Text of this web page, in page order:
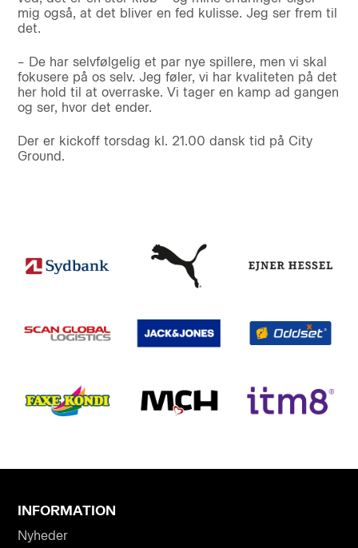
mig også, at det bliver en fed kulisse. Jeg ser frem til
det.
– De har selvfølgelig et par nye spillere, men vi skal
fokusere på os selv. Jeg føler, vi har kvaliteten på det
her hold til at overraske. Vi tager en kamp ad gangen
og ser, hvor det ender.
Der er kickoff torsdag kl. 21.00 dansk tid på City
Ground.
INFORMATION
Nyheder